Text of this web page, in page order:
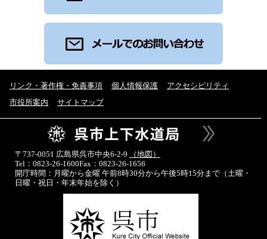
リンク・著作権・免責事項 個人情報保護
アクセシビリティ
市役所案内
サイトマップ
〒737-0051 広島県呉市中央6-2-9
（地図）
Tel：0823-26-1600Fax：0823-26-1656
開庁時間：月曜から金曜 午前8時30分から午後5時15分まで （土曜・
日曜・祝日・年末年始を除く）